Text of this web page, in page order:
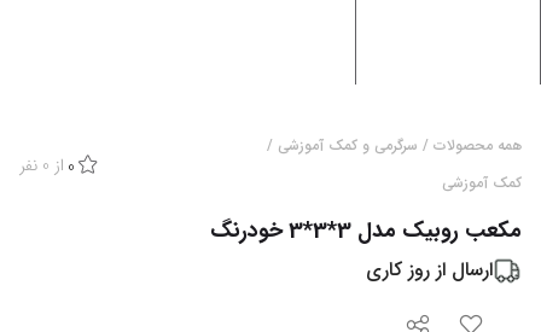
همه محصولات / سرگرمی و کمک آموزشی /
کمک آموزشی
0 از 0 نفر
مکعب روبیک مدل 3*3*3 خودرنگ
ارسال از روز کاری